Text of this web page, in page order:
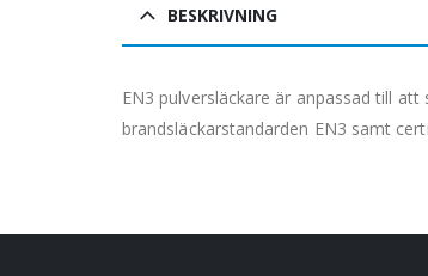
BESKRIVNING
EN3 pulversläckare är anpassad till
brandsläckarstandarden EN3 samt